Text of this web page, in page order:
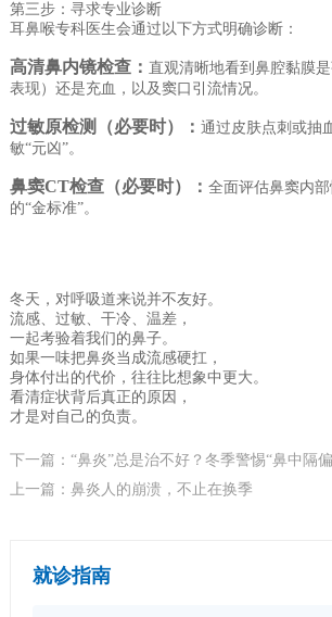
第三步：寻求专业诊断
耳鼻喉专科医生会通过以下方式明确诊断：
高清鼻内镜检查： 直观清晰地看到鼻腔黏膜
表现）还是充血，以及窦口引流情况。
过敏原检测（必要时）： 通过皮肤点刺或抽
敏“元凶”。
鼻窦CT检查（必要时）： 全面评估鼻窦内
的“金标准”。
冬天，对呼吸道来说并不友好。
流感、过敏、干冷、温差，
一起考验着我们的鼻子。
如果一味把鼻炎当成流感硬扛，
身体付出的代价，往往比想象中更大。
看清症状背后真正的原因，
才是对自己的负责。
下一篇：​“鼻炎”总是治不好？冬季警惕“鼻中隔
上一篇：鼻炎人的崩溃，不止在换季
就诊指南